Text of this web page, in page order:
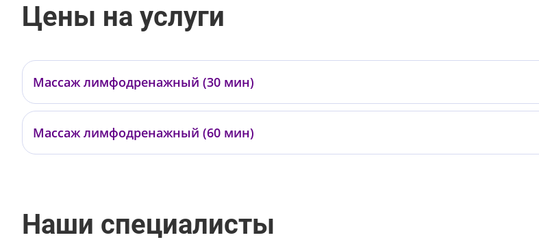
Цены на услуги
Массаж лимфодренажный (30 мин)
—
Массаж лимфодренажный (60 мин)
Наши специалисты